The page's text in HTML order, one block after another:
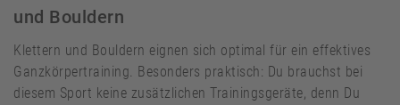
und Bouldern
Klettern und Bouldern eignen sich optimal für ein effektives
Ganzkörpertraining. Besonders praktisch: Du brauchst bei
diesem Sport keine zusätzlichen Trainingsgeräte, denn Du